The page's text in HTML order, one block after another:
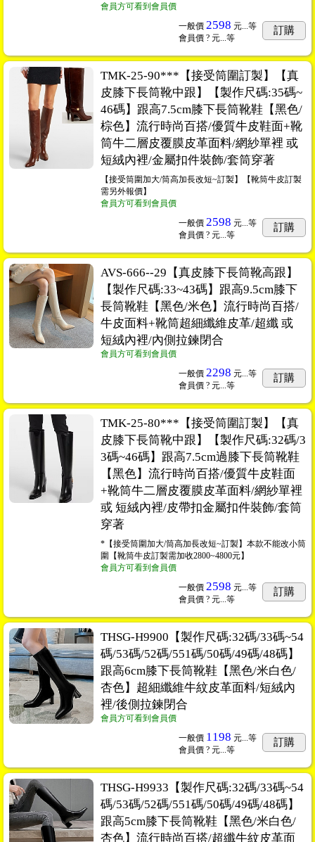
會員方可看到會員價
一般價 2598 元...等
會員價 ? 元...等
訂購
TMK-25-90***【接受筒圍訂製】【真
皮膝下長筒靴中跟】【製作尺碼:35碼~
46碼】跟高7.5cm膝下長筒靴鞋【黑色/
棕色】流行時尚百搭/優質牛皮鞋面+靴
筒牛二層皮覆膜皮革面料/網紗單裡 或
短絨內裡/金屬扣件裝飾/套筒穿著
【接受筒圍加大/筒高加長改短~訂製】【靴筒牛皮訂製
需另外報價】
會員方可看到會員價
一般價 2598 元...等
會員價 ? 元...等
訂購
AVS-666--29【真皮膝下長筒靴高跟】
【製作尺碼:33~43碼】跟高9.5cm膝下
長筒靴鞋【黑色/米色】流行時尚百搭/
牛皮面料+靴筒超細纖維皮革/超纖 或
短絨內裡/內側拉鍊閉合
會員方可看到會員價
一般價 2298 元...等
會員價 ? 元...等
訂購
TMK-25-80***【接受筒圍訂製】【真
皮膝下長筒靴中跟】【製作尺碼:32碼/3
3碼~46碼】跟高7.5cm過膝下長筒靴鞋
【黑色】流行時尚百搭/優質牛皮鞋面
+靴筒牛二層皮覆膜皮革面料/網紗單裡
或 短絨內裡/皮帶扣金屬扣件裝飾/套筒
穿著
*【接受筒圍加大/筒高加長改短~訂製】本款不能改小筒
圍【靴筒牛皮訂製需加收2800~4800元】
會員方可看到會員價
一般價 2598 元...等
會員價 ? 元...等
訂購
THSG-H9900【製作尺碼:32碼/33碼~54
碼/53碼/52碼/551碼/50碼/49碼/48碼】
跟高6cm膝下長筒靴鞋【黑色/米白色/
杏色】超細纖維牛紋皮革面料/短絨內
裡/後側拉鍊閉合
會員方可看到會員價
一般價 1198 元...等
會員價 ? 元...等
訂購
THSG-H9933【製作尺碼:32碼/33碼~54
碼/53碼/52碼/551碼/50碼/49碼/48碼】
跟高5cm膝下長筒靴鞋【黑色/米白色/
杏色】流行時尚百搭/超纖牛紋皮革面